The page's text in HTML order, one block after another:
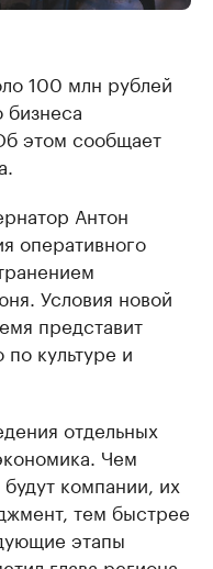
100 млн рублей
этом сообщает
Антон
оперативного
Условия новой
представит
культуре и
отдельных
Чем
компании, их
тем быстрее
этапы